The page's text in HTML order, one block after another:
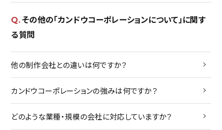
その他の「カンドウコーポレーションについて」に関す
る質問
他の制作会社との違いは何ですか？
カンドウコーポレーションの強みは何ですか？
どのような業種・規模の会社に対応していますか？
か
制
アクセス
メンバー
トピックス